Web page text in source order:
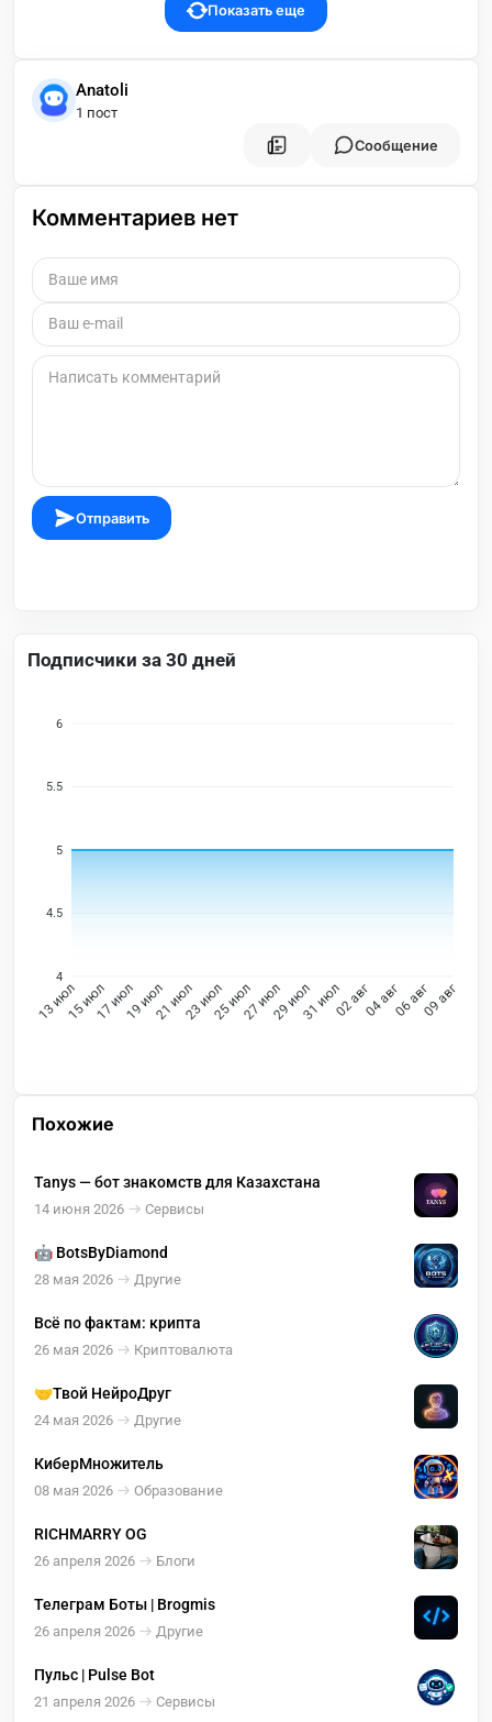
Показать еще
Anatoli
1 пост
Сообщение
Комментариев нет
Отправить
Подписчики за 30 дней
6
5.5
5
4.5
4
13 июл15 июл17 июл19 июл21 июл23 июл25 июл27 июл29 июл31 июл02 авг04 авг06 авг09 авг
Похожие
Tanys — бот знакомств для Казахстана
14 июня 2026 Сервисы
🤖 BotsByDiamond
28 мая 2026 Другие
Всё по фактам: крипта
26 мая 2026 Криптовалюта
🤝Твой НейроДруг
24 мая 2026 Другие
КиберМножитель
08 мая 2026 Образование
RICHMARRY OG
26 апреля 2026 Блоги
Телеграм Боты | Brogmis
26 апреля 2026 Другие
Пульс | Pulse Bot
21 апреля 2026 Сервисы